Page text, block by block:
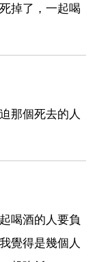
掉了，一起喝
那個死去的人
喝酒的人要負
覺得是幾個人